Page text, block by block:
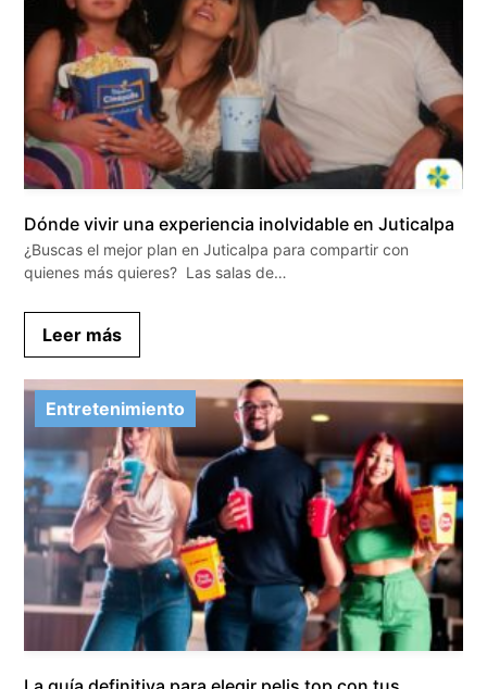
Dónde vivir una experiencia inolvidable en Juticalpa
¿Buscas el mejor plan en Juticalpa para compartir con
quienes más quieres? Las salas de…
Leer más
Entretenimiento